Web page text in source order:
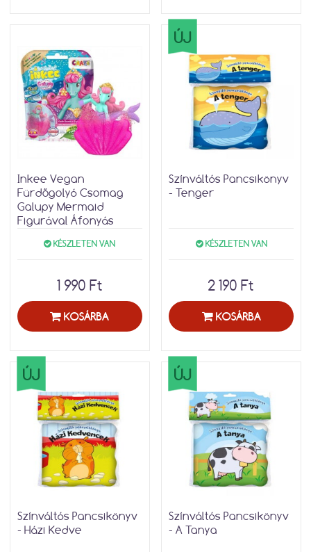
Inkee Vegan
Fürdőgolyó Csomag
Galupy Mermaid
Figurával Áfonyás
KÉSZLETEN VAN
1 990 Ft
KOSÁRBA
ÚJ
Színváltós Pancsikönyv
- Tenger
KÉSZLETEN VAN
2 190 Ft
KOSÁRBA
ÚJ
Színváltós Pancsikönyv
- Házi Kedve
ÚJ
Színváltós Pancsikönyv
- A Tanya